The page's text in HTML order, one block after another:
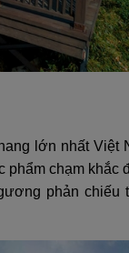
lớn nhất Việt
phẩm chạm khắc
phản chiếu